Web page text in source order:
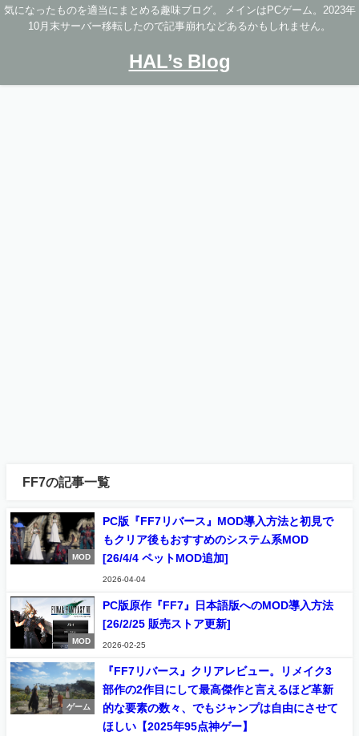
気になったものを適当にまとめる趣味ブログ。 メインはPCゲーム。2023年
10月末サーバー移転したので記事崩れなどあるかもしれません。
HAL’s Blog
FF7の記事一覧
MOD
PC版『FF7リバース』MOD導入方法と初見で
もクリア後もおすすめのシステム系MOD
[26/4/4 ペットMOD追加]
2026-04-04
MOD
PC版原作『FF7』日本語版へのMOD導入方法
[26/2/25 販売ストア更新]
2026-02-25
ゲーム
『FF7リバース』クリアレビュー。リメイク3
部作の2作目にして最高傑作と言えるほど革新
的な要素の数々、でもジャンプは自由にさせて
ほしい【2025年95点神ゲー】